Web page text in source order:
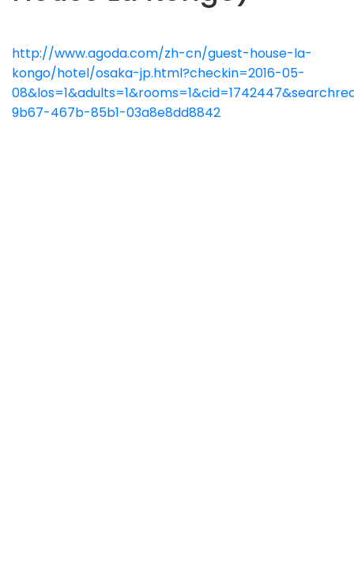
http://www.agoda.com/zh-cn/guest-house-la-
kongo/hotel/osaka-jp.html?checkin=2016-05-
9b67-467b-85b1-03a8e8dd8842